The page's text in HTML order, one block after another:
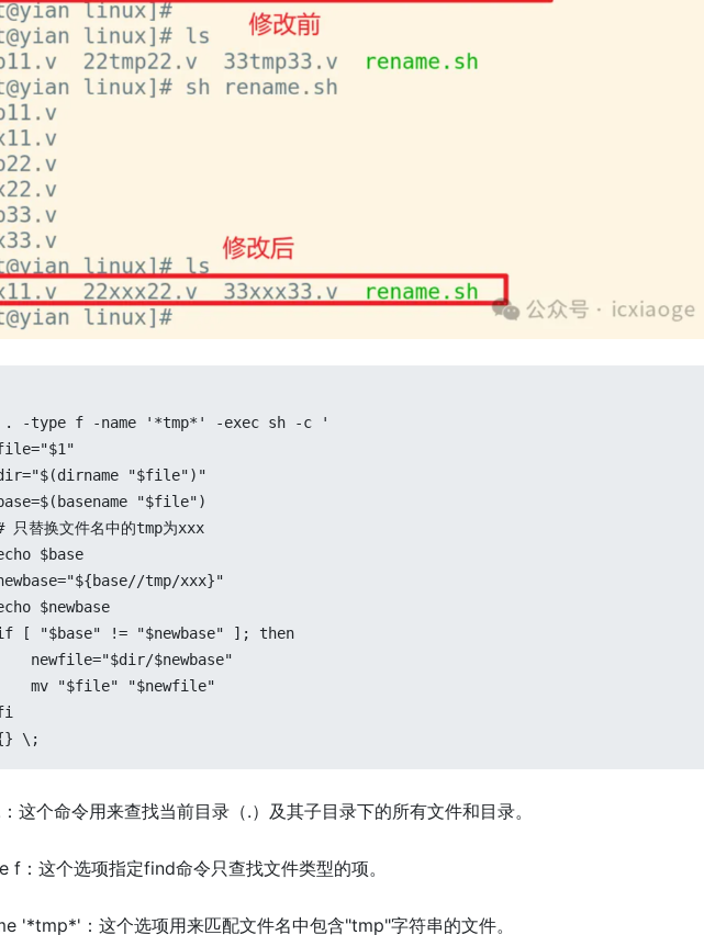
-type f -name '*tmp*' -exec sh -c '
"$file")"
"$file")
只替换文件名中的tmp为xxx
$base
tmp/xxx}"
$newbase
[ "$base" != "$newbase" ]; then
newfile="$dir/$newbase"
mv "$file" "$newfile"
\;
这个命令用来查找当前目录（.）及其子目录下的所有文件和目录。
f：这个选项指定find命令只查找文件类型的项。
'*tmp*'：这个选项用来匹配文件名中包含"tmp"字符串的文件。